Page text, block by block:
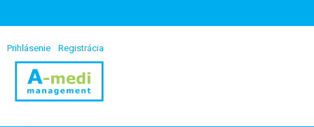
Prihlásenie Registrácia